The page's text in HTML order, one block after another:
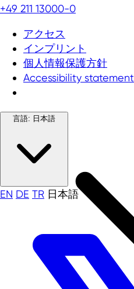
+49 211 13000-0
アクセス
インプリント
個人情報保護方針
Accessibility statement
言語: 日本語
EN DE TR 日本語